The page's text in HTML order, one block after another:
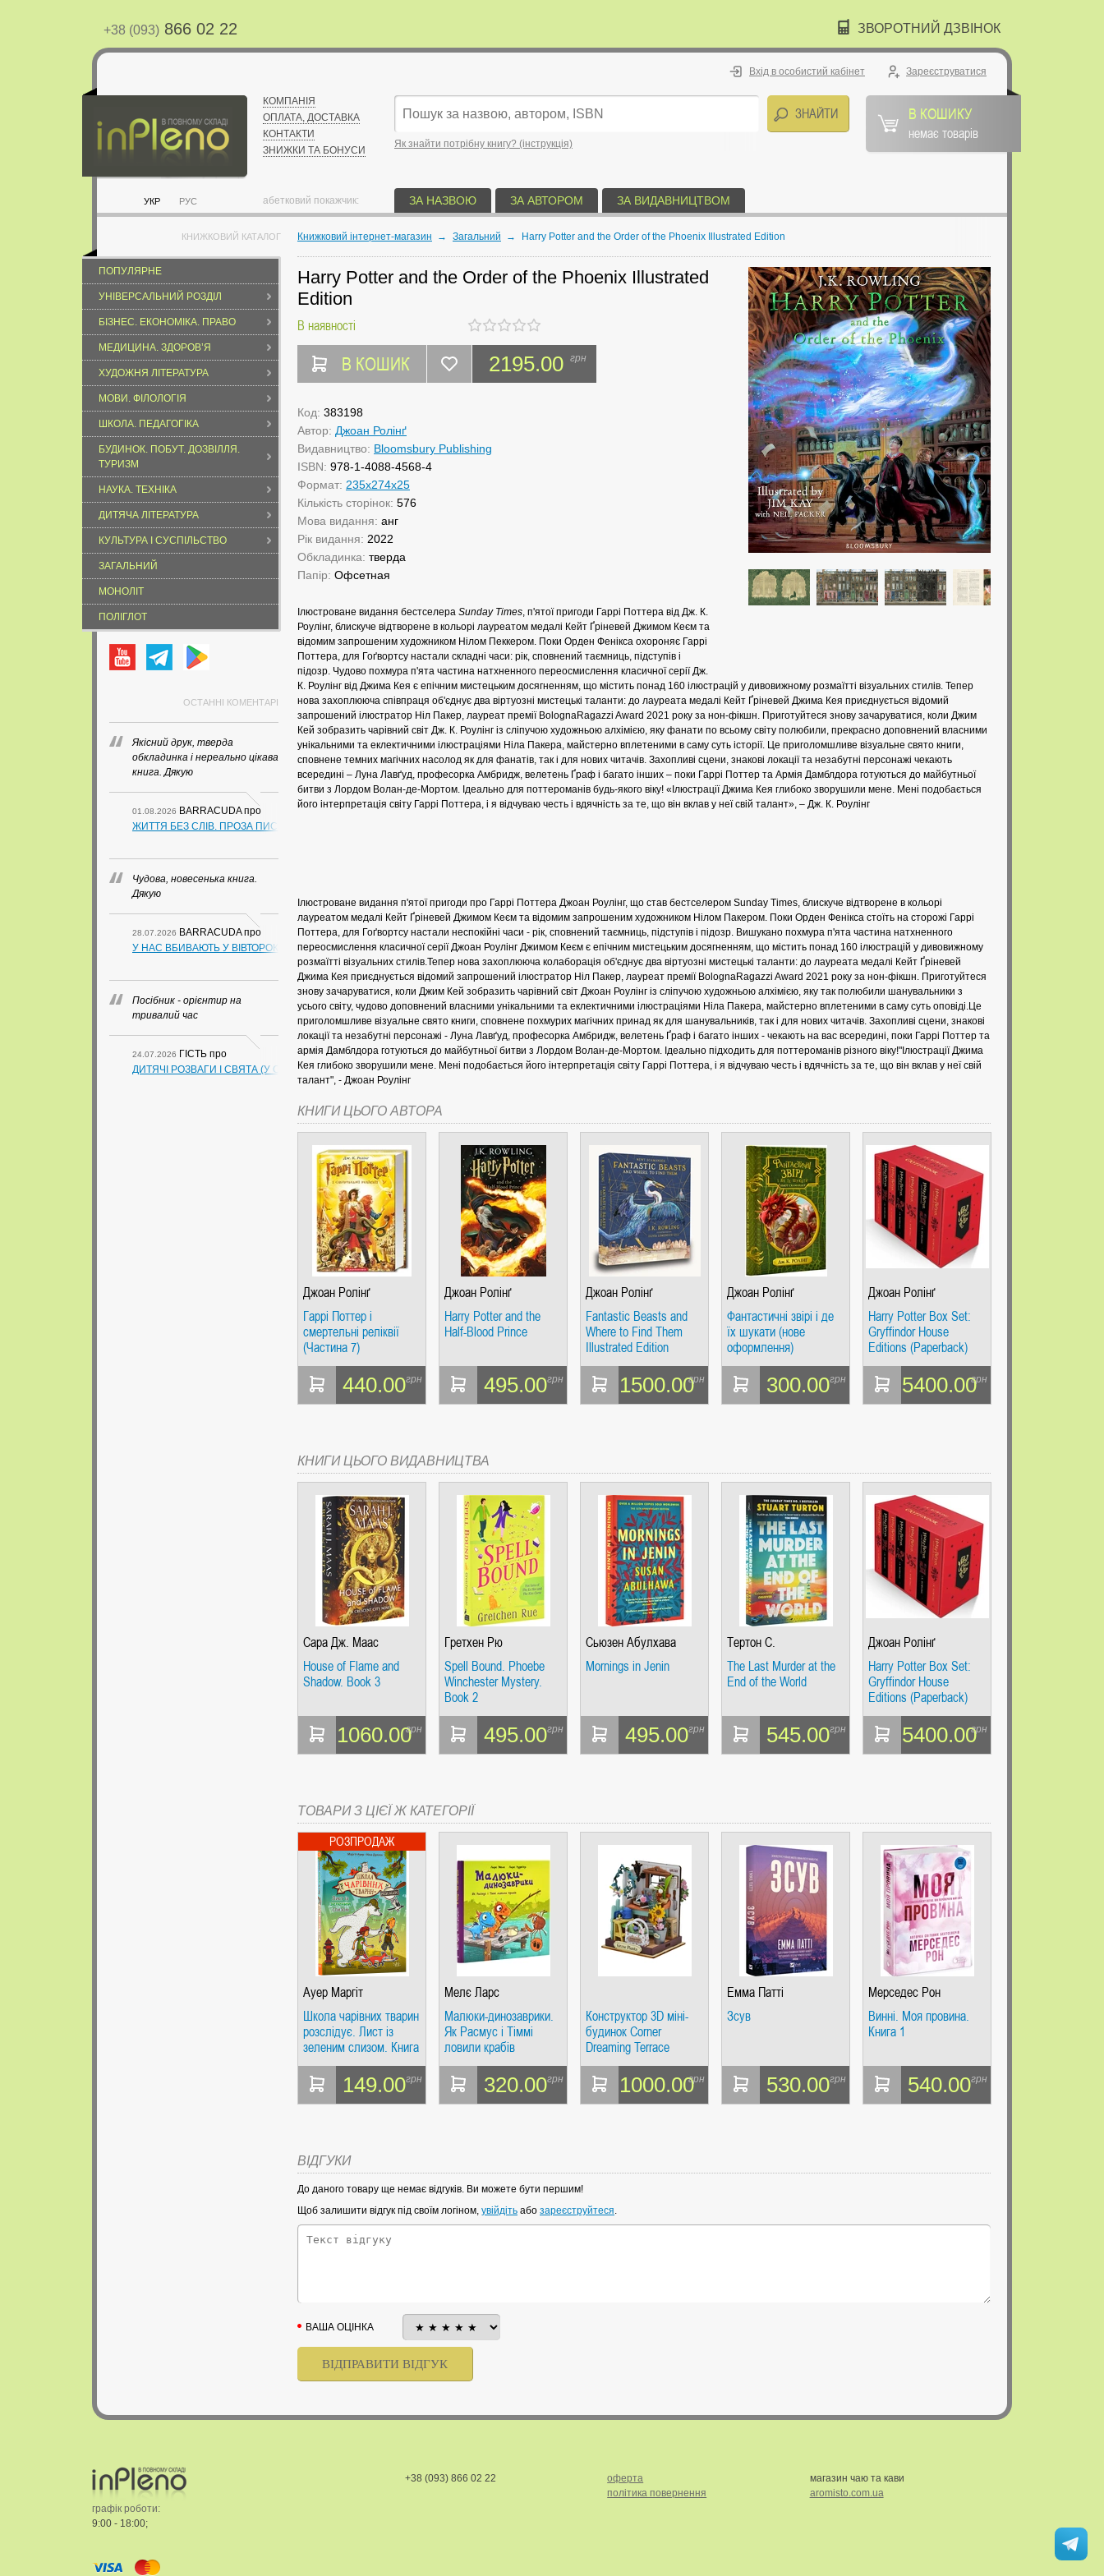
+38 (093) 866 02 22 ЗВОРОТНИЙ ДЗВІНОК
УКР РУС
КОМПАНІЯ
ОПЛАТА, ДОСТАВКА
КОНТАКТИ
ЗНИЖКИ ТА БОНУСИ
Вхід в особистий кабінет Зареєструватися
Як знайти потрібну книгу? (інструкція)
В КОШИКУ
немає товарів
абетковий покажчик: ЗА НАЗВОЮ ЗА АВТОРОМ ЗА ВИДАВНИЦТВОМ
КНИЖКОВИЙ КАТАЛОГ
ПОПУЛЯРНЕ
УНІВЕРСАЛЬНИЙ РОЗДІЛ
БІЗНЕС. ЕКОНОМІКА. ПРАВО
МЕДИЦИНА. ЗДОРОВ’Я
ХУДОЖНЯ ЛІТЕРАТУРА
МОВИ. ФІЛОЛОГІЯ
ШКОЛА. ПЕДАГОГІКА
БУДИНОК. ПОБУТ. ДОЗВІЛЛЯ.
ТУРИЗМ
НАУКА. ТЕХНІКА
ДИТЯЧА ЛІТЕРАТУРА
КУЛЬТУРА І СУСПІЛЬСТВО
ЗАГАЛЬНИЙ
МОНОЛІТ
ПОЛІГЛОТ
ОСТАННІ КОМЕНТАРІ
Якісний друк, тверда
обкладинка і нереально цікава
книга. Дякую
01.08.2026 BARRACUDAпро
ЖИТТЯ БЕЗ СЛІВ. ПРОЗА ПИСЬМЕННИКІВ ІЗ ГУАНСІ. ГІПЕРІОН
Чудова, новесенька книга.
Дякую
28.07.2026 BARRACUDAпро
У НАС ВБИВАЮТЬ У ВІВТОРОК. СЛАПОВСЬКИЙ О.І. ЧАС
Посібник - орієнтир на
тривалий час
24.07.2026 ГІСТЬ про
ДИТЯЧІ РОЗВАГИ І СВЯТА (У СХЕМАХ, ТАБЛИЦЯХ, ВИЗНАЧЕННЯХ, СЦЕНАРІЯХ). АНТОНІНА ШЕВЧУК. МАНДРІВЕЦЬ
Книжковий інтернет-магазин → Загальний → Harry Potter and the Order of the Phoenix Illustrated Edition
Harry Potter and the Order of the Phoenix Illustrated
Edition
В наявності
В КОШИК 2195.00 грн
Код: 383198
Автор: Джоан Ролінґ
Видавництво: Bloomsbury Publishing
ISBN: 978-1-4088-4568-4
Формат: 235х274х25
Кількість сторінок: 576
Мова видання: анг
Рік видання: 2022
Обкладинка: тверда
Папір: Офсетная
Ілюстроване видання бестселера Sunday Times, п'ятої пригоди Гаррі Поттера від Дж. К.
Роулінг, блискуче відтворене в кольорі лауреатом медалі Кейт Ґріневей Джимом Кеєм та
відомим запрошеним художником Нілом Пеккером. Поки Орден Фенікса охороняє Гаррі
Поттера, для Гоґвортсу настали складні часи: рік, сповнений таємниць, підступів і
підозр. Чудово похмура п'ята частина натхненного переосмислення класичної серії Дж.
К. Роулінг від Джима Кея є епічним мистецьким досягненням, що містить понад 160 ілюстрацій у дивовижному розмаїтті візуальних стилів. Тепер
нова захоплююча співпраця об'єднує два віртуозні мистецькі таланти: до лауреата медалі Кейт Ґріневей Джима Кея приєднується відомий
запрошений ілюстратор Ніл Пакер, лауреат премії BolognaRagazzi Award 2021 року за нон-фікшн. Приготуйтеся знову зачаруватися, коли Джим
Кей зобразить чарівний світ Дж. К. Роулінг із сліпучою художньою алхімією, яку фанати по всьому світу полюбили, прекрасно доповнений власними
унікальними та еклектичними ілюстраціями Ніла Пакера, майстерно вплетеними в саму суть історії. Це приголомшливе візуальне свято книги,
сповнене темних магічних насолод як для фанатів, так і для нових читачів. Захопливі сцени, знакові локації та незабутні персонажі чекають
всередині – Луна Лавґуд, професорка Амбридж, велетень Ґраф і багато інших – поки Гаррі Поттер та Армія Дамблдора готуються до майбутньої
битви з Лордом Волан-де-Мортом. Ідеально для поттероманів будь-якого віку! «Ілюстрації Джима Кея глибоко зворушили мене. Мені подобається
його інтерпретація світу Гаррі Поттера, і я відчуваю честь і вдячність за те, що він вклав у неї свій талант», – Дж. К. Роулінг
Ілюстроване видання п'ятої пригоди про Гаррі Поттера Джоан Роулінг, що став бестселером Sunday Times, блискуче відтворене в кольорі
лауреатом медалі Кейт Ґріневей Джимом Кеєм та відомим запрошеним художником Нілом Пакером. Поки Орден Фенікса стоїть на сторожі Гаррі
Поттера, для Гоґвортсу настали неспокійні часи - рік, сповнений таємниць, підступів і підозр. Вишукано похмура п'ята частина натхненного
переосмислення класичної серії Джоан Роулінг Джимом Кеєм є епічним мистецьким досягненням, що містить понад 160 ілюстрацій у дивовижному
розмаїтті візуальних стилів.Тепер нова захоплююча колаборація об'єднує два віртуозні мистецькі таланти: до лауреата медалі Кейт Ґріневей
Джима Кея приєднується відомий запрошений ілюстратор Ніл Пакер, лауреат премії BolognaRagazzi Award 2021 року за нон-фікшн. Приготуйтеся
знову зачаруватися, коли Джим Кей зобразить чарівний світ Джоан Роулінг із сліпучою художньою алхімією, яку так полюбили шанувальники з
усього світу, чудово доповнений власними унікальними та еклектичними ілюстраціями Ніла Пакера, майстерно вплетеними в саму суть оповіді.Це
приголомшливе візуальне свято книги, сповнене похмурих магічних принад як для шанувальників, так і для нових читачів. Захопливі сцени, знакові
локації та незабутні персонажі - Луна Лавґуд, професорка Амбридж, велетень Ґраф і багато інших - чекають на вас всередині, поки Гаррі Поттер та
армія Дамблдора готуються до майбутньої битви з Лордом Волан-де-Мортом. Ідеально підходить для поттероманів різного віку!"Ілюстрації Джима
Кея глибоко зворушили мене. Мені подобається його інтерпретація світу Гаррі Поттера, і я відчуваю честь і вдячність за те, що він вклав у неї свій
талант", - Джоан Роулінг
КНИГИ ЦЬОГО АВТОРА
Джоан Ролінґ
Гаррі Поттер і
смертельні реліквії
(Частина 7)
440.00грн
Джоан Ролінґ
Harry Potter and the
Half-Blood Prince
495.00грн
Джоан Ролінґ
Fantastic Beasts and
Where to Find Them
Illustrated Edition
1500.00грн
Джоан Ролінґ
Фантастичні звірі і де
їх шукати (нове
оформлення)
300.00грн
Джоан Ролінґ
Harry Potter Box Set:
Gryffindor House
Editions (Paperback)
5400.00грн
КНИГИ ЦЬОГО ВИДАВНИЦТВА
Сара Дж. Маас
House of Flame and
Shadow. Book 3
1060.00грн
Гретхен Рю
Spell Bound. Phoebe
Winchester Mystery.
Book 2
495.00грн
Сьюзен Абулхава
Mornings in Jenin
495.00грн
Тертон С.
The Last Murder at the
End of the World
545.00грн
Джоан Ролінґ
Harry Potter Box Set:
Gryffindor House
Editions (Paperback)
5400.00грн
ТОВАРИ З ЦІЄЇ Ж КАТЕГОРІЇ
Ауер Маргіт
Школа чарівних тварин
розслідує. Лист із
зеленим слизом. Книга
1
149.00грн
Мелє Ларс
Малюки-динозаврики.
Як Расмус і Тіммі
ловили крабів
320.00грн
Конструктор 3D міні-
будинок Corner
Dreaming Terrace
Garden DS030 new
1000.00грн
Емма Патті
Зсув
530.00грн
Мерседес Рон
Винні. Моя провина.
Книга 1
540.00грн
ВІДГУКИ
До даного товару ще немає відгуків. Ви можете бути першим!
Щоб залишити відгук під своїм логіном, увійдіть або зареєструйтеся.
ВАША ОЦІНКА
графік роботи:
9:00 - 18:00;
+38 (093) 866 02 22
оферта
політика повернення
магазин чаю та кави
aromisto.com.ua